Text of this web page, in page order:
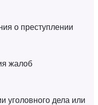
о преступлении
жалоб
уголовного дела или